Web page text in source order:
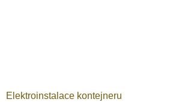
Elektroinstalace kontejneru